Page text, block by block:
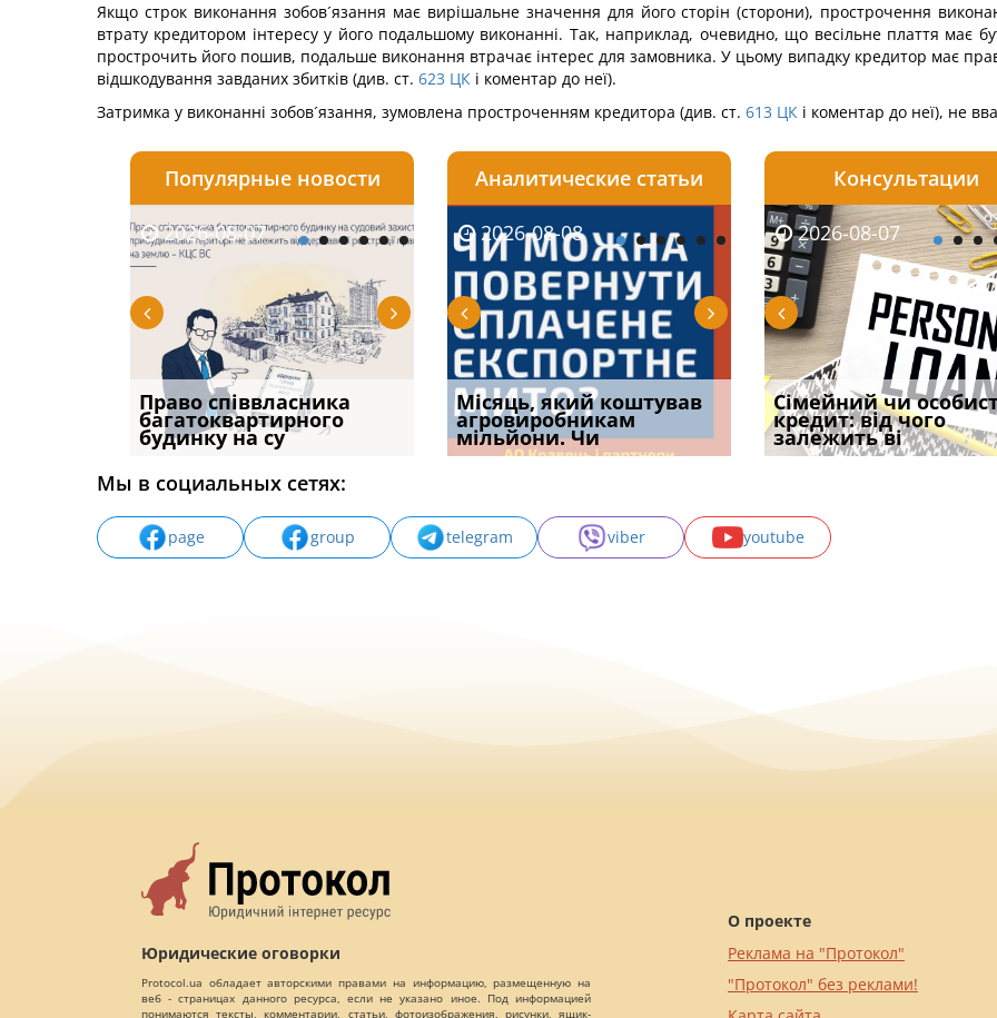
Якщо строк виконання зобов´язання має вирішальне значення для його сторін (сторони), прострочення
втрату кредитором інтересу у його подальшому виконанні. Так, наприклад, очевидно, що весільне плаття має
прострочить його пошив, подальше виконання втрачає інтерес для замовника. У цьому випадку кредитор має
відшкодування завданих збитків (див. ст. 623 ЦК і коментар до неї).
Затримка у виконанні зобов´язання, зумовлена простроченням кредитора (див. ст. 613 ЦК і коментар до неї), не
Популярные новости
2026-08-07
Право співвласника
багатоквартирного
будинку на су
2026-08-06
Якщо суд встановив для
відшкодування шкоди
наявніс
2026-08-06
Документи, на яких не
проставляється
апостиль: пер
Аналитические статьи
2026-08-03
ФУНДАМЕНТАЛЬНА
ПРОБЛЕМА «СУДОВОЇ
ПРАКТИКИ», АБО ПР
2026-08-08
Місяць, який коштував
агровиробникам
мільйони. Чи
2026-08-07
Огляд практики ВС від
Ростислава Кравця, що
опублі
Консультации
2026-08-05
Чи потрібна ФОП
печатка у 2026 році:
правила засто
2026-08-07
Сімейний чи
кредит: від чого
залежить ві
2026-07-30
Восьмий ААС
підтвердив, що
може скас
Мы в социальных сетях:
page group telegram viber youtube
Юридические оговорки
Protocol.ua обладает авторскими правами на информацию, размещенную на
веб - страницах данного ресурса, если не указано иное. Под информацией
понимаются тексты, комментарии, статьи, фотоизображения, рисунки, ящик-
О проекте
Реклама на "Протокол"
"Протокол" без реклами!